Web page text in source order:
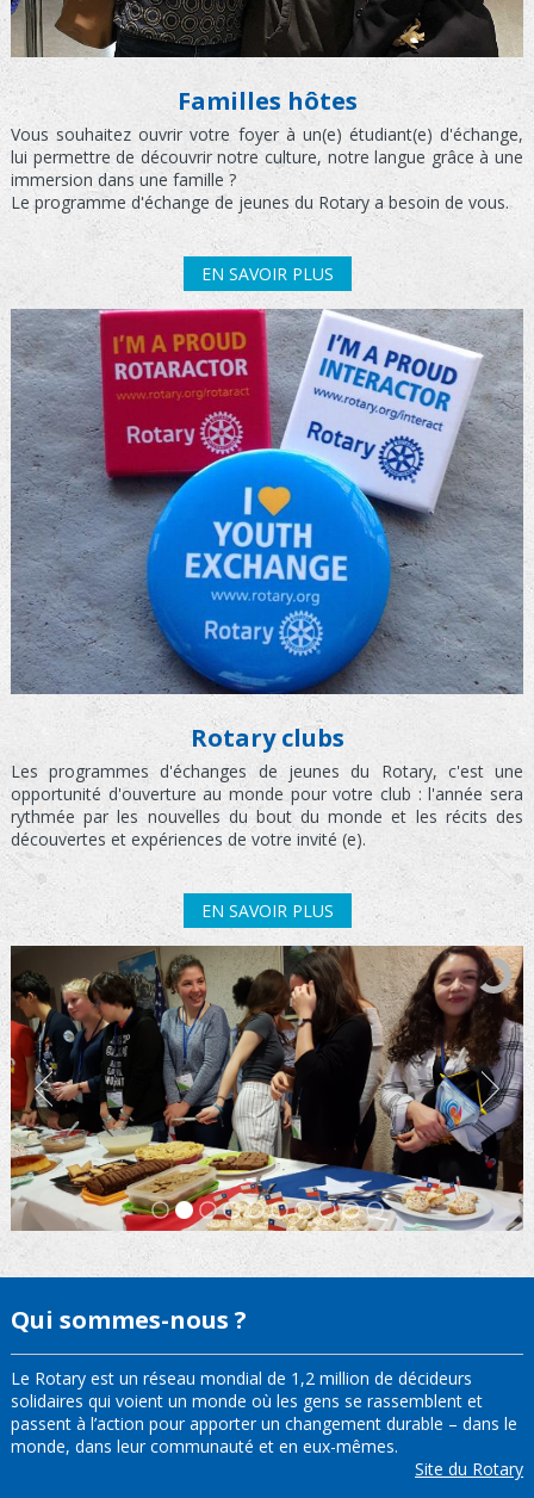
Familles hôtes
Vous souhaitez ouvrir votre foyer à un(e) étudiant(e) d'échange,
lui permettre de découvrir notre culture, notre langue grâce à une
immersion dans une famille ?
Le programme d'échange de jeunes du Rotary a besoin de vous.
EN SAVOIR PLUS
Rotary clubs
Les programmes d'échanges de jeunes du Rotary, c'est une
opportunité d'ouverture au monde pour votre club : l'année sera
rythmée par les nouvelles du bout du monde et les récits des
découvertes et expériences de votre invité (e).
EN SAVOIR PLUS
Qui sommes-nous ?
Le Rotary est un réseau mondial de 1,2 million de décideurs
solidaires qui voient un monde où les gens se rassemblent et
passent à l’action pour apporter un changement durable – dans le
monde, dans leur communauté et en eux-mêmes.
Site du Rotary